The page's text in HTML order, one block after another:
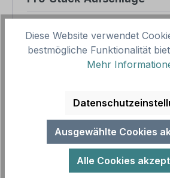
Zwischensumme
Gesamtpreis
Preise inkl. MwSt.
Aufgrund von Neuberechnungen
abweichende
Diese Website verwendet
bestmögliche Funktionalität
Mehr
Ausgewählte Cookies
Alle Cookies